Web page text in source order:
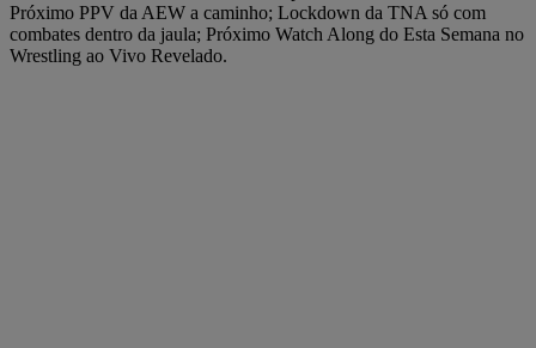
Próximo PPV da AEW a caminho; Lockdown da TNA só com
combates dentro da jaula; Próximo Watch Along do Esta Semana no
Wrestling ao Vivo Revelado.